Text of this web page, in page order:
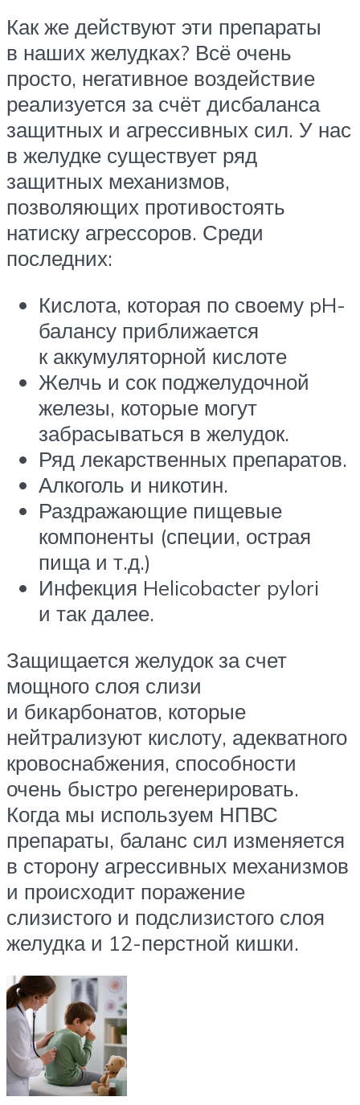
Как же действуют эти препараты
в наших желудках? Всё очень
просто, негативное воздействие
реализуется за счёт дисбаланса
защитных и агрессивных сил. У нас
в желудке существует ряд
защитных механизмов,
позволяющих противостоять
натиску агрессоров. Среди
последних:
Кислота, которая по своему pH-
балансу приближается
к аккумуляторной кислоте
Желчь и сок поджелудочной
железы, которые могут
забрасываться в желудок.
Ряд лекарственных препаратов.
Алкоголь и никотин.
Раздражающие пищевые
компоненты (специи, острая
пища и т.д.)
Инфекция Helicobacter pylori
и так далее.
Защищается желудок за счет
мощного слоя слизи
и бикарбонатов, которые
нейтрализуют кислоту, адекватного
кровоснабжения, способности
очень быстро регенерировать.
Когда мы используем НПВС
препараты, баланс сил изменяется
в сторону агрессивных механизмов
и происходит поражение
слизистого и подслизистого слоя
желудка и 12-перстной кишки.